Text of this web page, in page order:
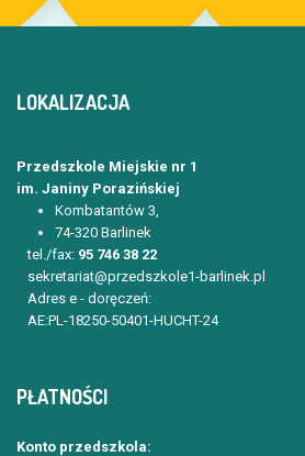
LOKALIZACJA
Przedszkole Miejskie nr 1
im. Janiny Porazińskiej
Kombatantów 3,
74-320 Barlinek
tel./fax: 95 746 38 22
sekretariat@przedszkole1-barlinek.pl
Adres e - doręczeń:
AE:PL-18250-50401-HUCHT-24
PŁATNOŚCI
Konto przedszkola: